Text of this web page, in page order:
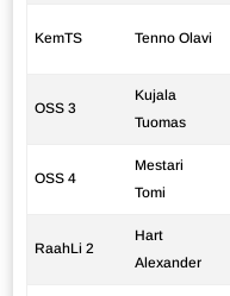
KemTS Tenno Olavi
OSS 3
Kujala
Tuomas
OSS 4
Mestari
Tomi
RaahLi 2
Hart
Alexander